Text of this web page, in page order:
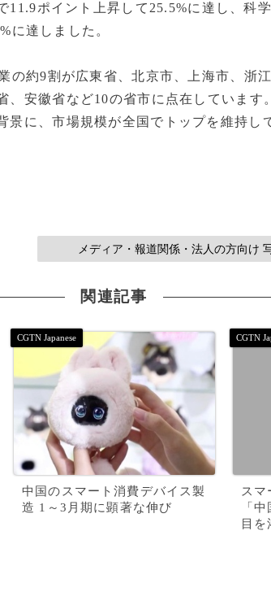
11.9ポイント上昇して25.5%に達し、科
に達しました。
の約9割が広東省、北京市、上海市、浙
、安徽省など10の省市に点在しています
景に、市場規模が全国でトップを維持し
メディア・報道関係・法人の方向け
関連記事
中国のスマート消費デバイス製
造 1～3月期に顕著な伸び
スマ
「
目を